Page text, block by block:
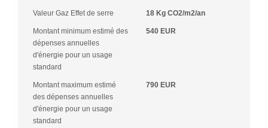
Valeur Gaz Effet de serre 18 Kg CO2/m2/an
Montant minimum estimé des
dépenses annuelles
d'énergie pour un usage
standard
540 EUR
Montant maximum estimé
des dépenses annuelles
d'énergie pour un usage
standard
790 EUR